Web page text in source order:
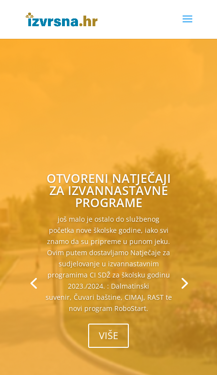
OTVORENI NATJEČAJI
ZA IZVANNASTAVNE
PROGRAME
još malo je ostalo do službenog
početka nove školske godine, iako svi
znamo da su pripreme u punom jeku.
Ovim putem dostavljamo Natječaje za
sudjelovanje u izvannastavnim
programima CI SDŽ za školsku godinu
2023./2024. : Dalmatinski
suvenir, Čuvari baštine, CIMAJ, RAST te
novi program RoboStart.
VIŠE